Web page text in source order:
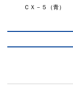
ＣＸ－５（青）